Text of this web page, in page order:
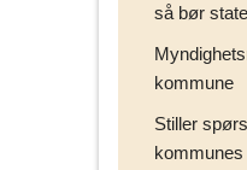
så bør
kommune
Stiller